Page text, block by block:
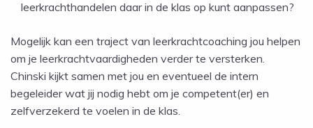
leerkrachthandelen daar in de klas op kunt aanpassen?
Mogelijk kan een traject van leerkrachtcoaching jou helpen
om je leerkrachtvaardigheden verder te versterken.
Chinski kijkt samen met jou en eventueel de intern
begeleider wat jij nodig hebt om je competent(er) en
zelfverzekerd te voelen in de klas.